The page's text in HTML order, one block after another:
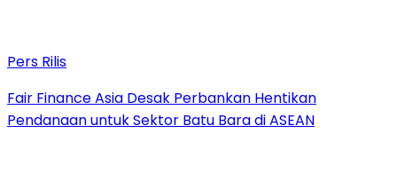
Pers Rilis
Fair Finance Asia Desak Perbankan Hentikan
Pendanaan untuk Sektor Batu Bara di ASEAN